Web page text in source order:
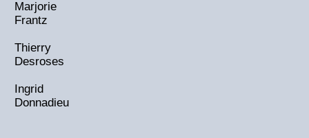
Marjorie
Frantz
Thierry
Desroses
Ingrid
Donnadieu